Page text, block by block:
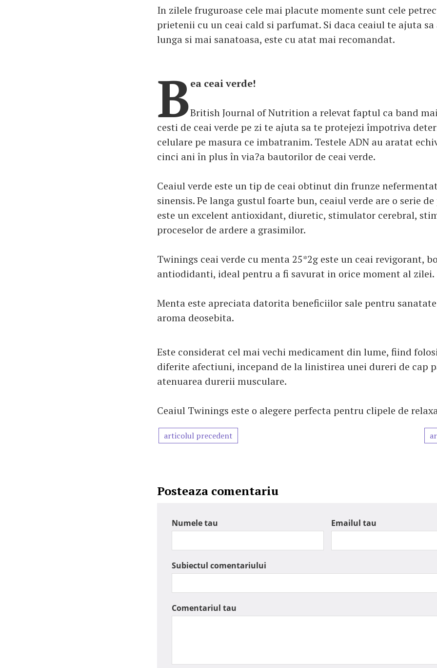
In zilele fruguroase cele mai placute momente sunt cele
prietenii cu un ceai cald si parfumat. Si daca ceaiul te ajuta
lunga si mai sanatoasa, este cu atat mai recomandat.
Bea ceai verde!
British Journal of Nutrition a relevat faptul ca band
cesti de ceai verde pe zi te ajuta sa te protejezi împotriva
celulare pe masura ce imbatranim. Testele ADN au aratat
cinci ani în plus în via?a bautorilor de ceai verde.
Ceaiul verde este un tip de ceai obtinut din frunze
sinensis. Pe langa gustul foarte bun, ceaiul verde are o serie
este un excelent antioxidant, diuretic, stimulator cerebral,
proceselor de ardere a grasimilor.
Twinings ceai verde cu menta 25*2g este un ceai revigorant,
antiodidanti, ideal pentru a fi savurat in orice moment al zilei.
Menta este apreciata datorita beneficiilor sale pentru
aroma deosebita.
Este considerat cel mai vechi medicament din lume, fiind
diferite afectiuni, incepand de la linistirea unei dureri de cap
atenuarea durerii musculare.
Ceaiul Twinings este o alegere perfecta pentru clipele de
articolul precedent
Posteaza comentariu
Numele tau Emailul tau
Subiectul comentariului
Comentariul tau